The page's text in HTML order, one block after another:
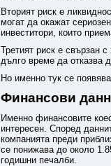
Вторият риск е
могат да окажат
инвеститори, които
Третият риск е свързан
дълго време да отказва
Но именно тук се
Финансови
Именно финансовите
интересен. Според
компанията преди
се понижава до около
годишни печалби.